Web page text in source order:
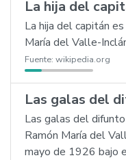
La hija del
La hija del capitán
María del Valle-
Fuente: wikipedia.org
Las galas del
Las galas del
Ramón María del
mayo de 1926 bajo